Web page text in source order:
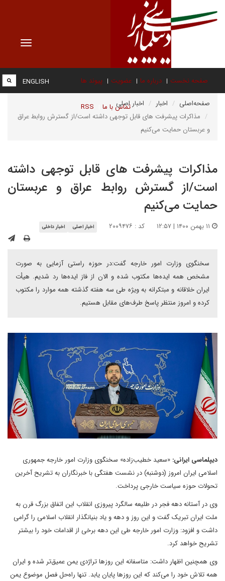
Toggle
صفحه نخست درباره ما عضویت پیوند ها
تماس با ما RSS
ENGLISH
صفحه‌اصلی اخبار
اخبار اصلی
مذاکرات پیشرفت های قابل توجهی داشته است/از گسترش روابط عراق
و عربستان حمایت می‌کنیم
مذاکرات پیشرفت های قابل توجهی داشته
است/از گسترش روابط عراق و عربستان
حمایت می‌کنیم
کد : ۲۰۰۹۴۷۶ اخبار اصلی اخبار داخلی
سخنگوی وزارت امور خارجه گفت:در حوزه راستی آزمایی به صورت
مشخص همه ایده‌ها مکتوب شده و الان از فاز ایده‌ها رد شدیم. هیأت
ایران خلاقانه و مبتکرانه به ویژه طی سه هفته گذشته همه موارد را مکتوب
کرده و امروز منتظر پاسخ طرف‌های مقابل هستیم.
دیپلماسی ایرانی: «سعید خطیب‌زاده» سخنگوی وزارت امور خارجه جمهوری
اسلامی ایران امروز (دوشنبه) در نشست هفتگی با خبرنگاران به تشریح آخرین
تحولات حوزه سیاست خارجی پرداخت.
وی در آستانه دهه فجر در طلیعه سالگرد پیروزی انقلاب این اتفاق بزرگ قرن به
ملت ایران تبریک گفت و این روز و دهه و یاد بنیانگذار انقلاب اسلامی را گرامی
داشت و افزود: وزارت امور خارجه طی این دهه برخی از اقدامات خود را بیشتر
تشریح خواهد کرد.
وی همچنین اظهار داشت: متاسفانه این روزها تراژدی یمن عمیق‌تر شده و ایران
همه تلاش خود را می‌کند که این روزها پایان یابد. تنها راه‌حل فصل موضوع یمن